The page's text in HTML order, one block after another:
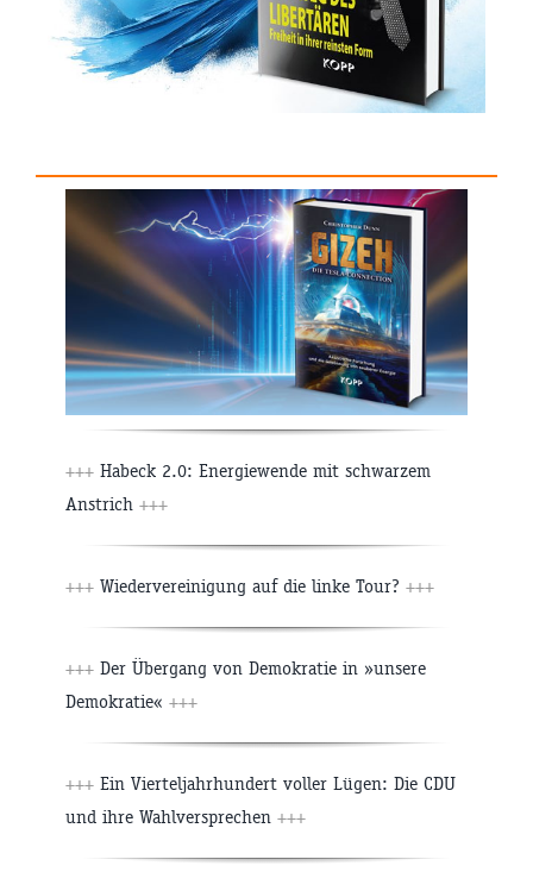
+++ Habeck 2.0: Energiewende mit schwarzem
Anstrich +++
+++ Wiedervereinigung auf die linke Tour? +++
+++ Der Übergang von Demokratie in »unsere
Demokratie« +++
+++ Ein Vierteljahrhundert voller Lügen: Die CDU
und ihre Wahlversprechen +++